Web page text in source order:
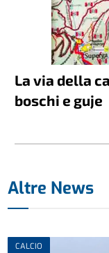
La via della
boschi e guje
Altre News
CALCIO